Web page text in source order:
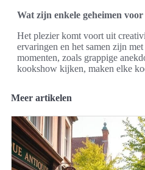
Wat zijn enkele geheimen
Het plezier komt voort uit
ervaringen en het samen zijn
momenten, zoals grappige
kookshow kijken, maken elke
Meer artikelen